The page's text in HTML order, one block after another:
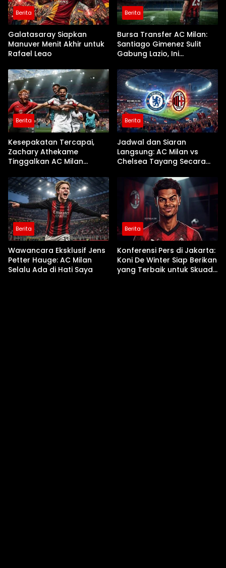
Berita
Galatasaray Siapkan
Manuver Menit Akhir untuk
Rafael Leao
Berita
Bursa Transfer AC Milan:
Santiago Gimenez Sulit
Gabung Lazio, Ini
Berita
Kesepakatan Tercapai,
Zachary Athekame
Tinggalkan AC Milan
Berita
Jadwal dan Siaran
Langsung: AC Milan vs
Chelsea Tayang Secara
Berita
Wawancara Eksklusif Jens
Petter Hauge: AC Milan
Selalu Ada di Hati Saya
Berita
Konferensi Pers di Jakarta:
Koni De Winter Siap Berikan
yang Terbaik untuk Skuad